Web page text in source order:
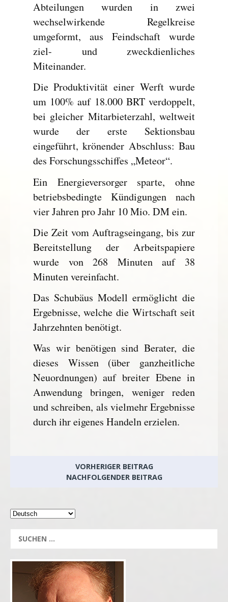
Abteilungen wurden in zwei
wechselwirkende Regelkreise
umgeformt, aus Feindschaft wurde
ziel- und zweckdienliches
Miteinander.
Die Produktivität einer Werft wurde
um 100% auf 18.000 BRT verdoppelt,
bei gleicher Mitarbieterzahl, weltweit
wurde der erste Sektionsbau
eingeführt, krönender Abschluss: Bau
des Forschungsschiffes „Meteor“.
Ein Energieversorger sparte, ohne
betriebsbedingte Kündigungen nach
vier Jahren pro Jahr 10 Mio. DM ein.
Die Zeit vom Auftragseingang, bis zur
Bereitstellung der Arbeitspapiere
wurde von 268 Minuten auf 38
Minuten vereinfacht.
Das Schubäus Modell ermöglicht die
Ergebnisse, welche die Wirtschaft seit
Jahrzehnten benötigt.
Was wir benötigen sind Berater, die
dieses Wissen (über ganzheitliche
Neuordnungen) auf breiter Ebene in
Anwendung bringen, weniger reden
und schreiben, als vielmehr Ergebnisse
durch ihr eigenes Handeln erzielen.
VORHERIGER BEITRAG
NACHFOLGENDER BEITRAG